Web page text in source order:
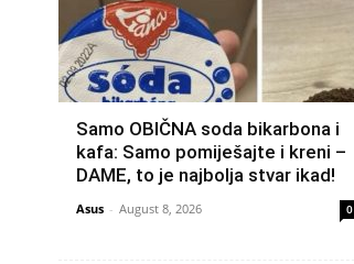
Samo OBIČNA soda bikarbona i
kafa: Samo pomiješajte i kreni –
DAME, to je najbolja stvar ikad!
Asus - August 8, 2026 0